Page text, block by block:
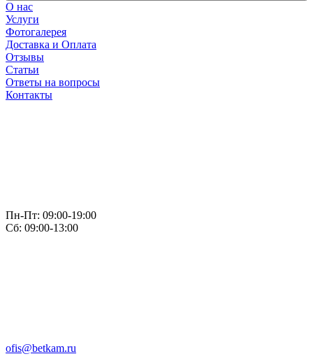
О нас
Услуги
Фотогалерея
Доставка и Оплата
Отзывы
Статьи
Ответы на вопросы
Контакты
Пн-Пт: 09:00-19:00
Сб: 09:00-13:00
ofis@betkam.ru